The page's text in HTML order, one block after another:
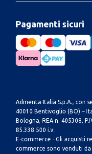
Pagamenti sicuri
Admenta Italia S.p.A., con
40010 Bentivoglio (BO) –
Bologna, REA n. 405308,
85.338.500 i.v.
E-commerce - Gli acquisti
commerce sono venduti da